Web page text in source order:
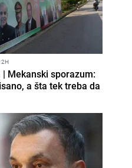
Mekanski sporazum:
a šta tek treba da